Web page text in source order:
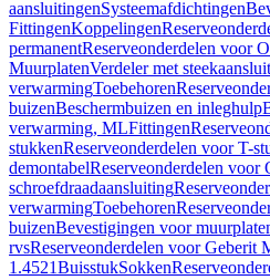
aansluitingenSysteemafdichtingen
FittingenKoppelingen
permanentReserveonderdelen voor
MuurplatenVerdeler met
verwarmingToebehoren
buizenBeschermbuizen en inleghulp
verwarming, MLFittingen
stukkenReserveonderdelen voor T-
demontabelReserveonderdelen voor
schroefdraadaansluiting
verwarmingToebehoren
buizenBevestigingen voor
rvsReserveonderdelen voor Geberit
1.4521BuisstukSokken